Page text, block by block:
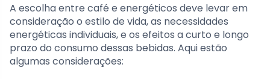
A escolha entre café e energéticos deve levar em
consideração o estilo de vida, as necessidades
energéticas individuais, e os efeitos a curto e longo
prazo do consumo dessas bebidas. Aqui estão
algumas considerações: